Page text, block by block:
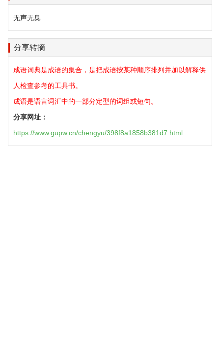
无声无臭
分享转摘
成语词典是成语的集合，是把成语按某种顺序排列并加以解释供
人检查参考的工具书。
成语是语言词汇中的一部分定型的词组或短句。
分享网址：
https://www.gupw.cn/chengyu/398f8a1858b381d7.html